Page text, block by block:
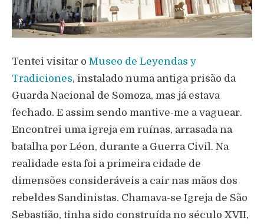
Tentei visitar o Museo de Leyendas y
Tradiciones, instalado numa antiga prisão da
Guarda Nacional de Somoza, mas já estava
fechado. E assim sendo mantive-me a vaguear.
Encontrei uma igreja em ruínas, arrasada na
batalha por Léon, durante a Guerra Civil. Na
realidade esta foi a primeira cidade de
dimensões consideráveis a cair nas mãos dos
rebeldes Sandinistas. Chamava-se Igreja de São
Sebastião, tinha sido construída no século XVII,